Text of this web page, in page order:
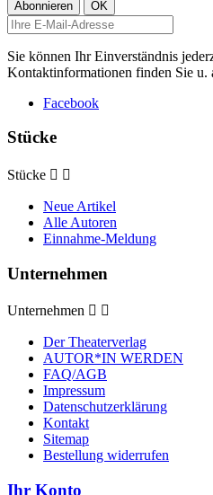
Sie können Ihr Einverständnis
Kontaktinformationen finden Sie u.
Facebook
Stücke
Stücke  
Neue Artikel
Alle Autoren
Einnahme-Meldung
Unternehmen
Unternehmen  
Der Theaterverlag
AUTOR*IN WERDEN
FAQ/AGB
Impressum
Datenschutzerklärung
Kontakt
Sitemap
Bestellung widerrufen
Ihr Konto